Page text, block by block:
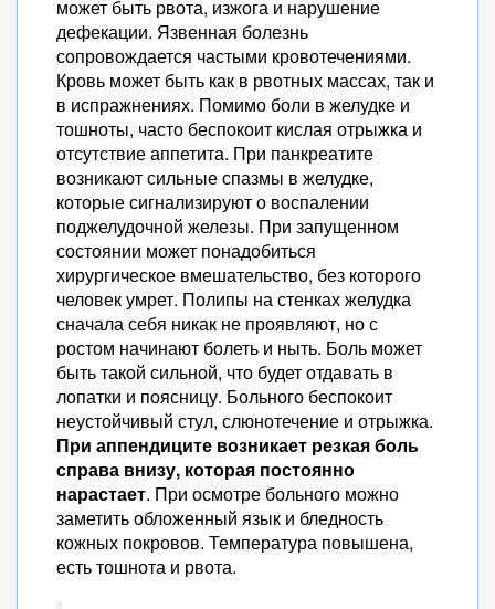
может быть рвота, изжога и нарушение
дефекации. Язвенная болезнь
сопровождается частыми кровотечениями.
Кровь может быть как в рвотных массах, так и
в испражнениях. Помимо боли в желудке и
тошноты, часто беспокоит кислая отрыжка и
отсутствие аппетита. При панкреатите
возникают сильные спазмы в желудке,
которые сигнализируют о воспалении
поджелудочной железы. При запущенном
состоянии может понадобиться
хирургическое вмешательство, без которого
человек умрет. Полипы на стенках желудка
сначала себя никак не проявляют, но с
ростом начинают болеть и ныть. Боль может
быть такой сильной, что будет отдавать в
лопатки и поясницу. Больного беспокоит
неустойчивый стул, слюнотечение и отрыжка.
При аппендиците возникает резкая боль
справа внизу, которая постоянно
нарастает. При осмотре больного можно
заметить обложенный язык и бледность
кожных покровов. Температура повышена,
есть тошнота и рвота.